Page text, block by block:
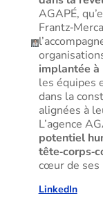
AGAPÉ,
implantée à
les équipes
dans la
alignées à
L’agence
potentiel
cœur de ses
LinkedIn